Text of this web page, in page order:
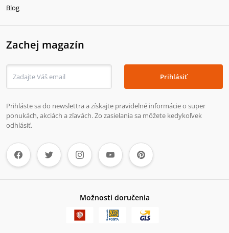
Blog
Zachej magazín
Prihlásiť
Prihláste sa do newslettra a získajte pravidelné informácie o super
ponukách, akciách a zľavách. Zo zasielania sa môžete kedykoľvek
odhlásiť.
Možnosti doručenia